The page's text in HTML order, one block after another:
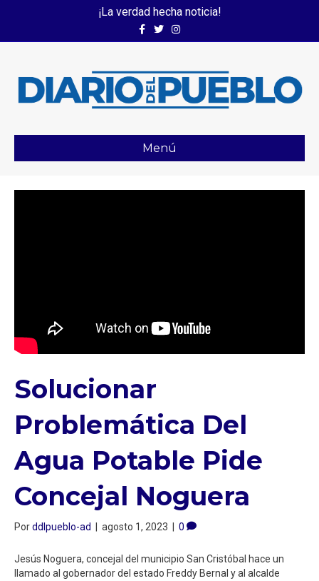
¡La verdad hecha noticia!
FacebookTwitterInstagram
Menú
Solucionar
Problemática Del
Agua Potable Pide
Concejal Noguera
Porddlpueblo-ad agosto 1, 2023 0
Jesús Noguera, concejal del municipio San Cristóbal hace un
llamado al gobernador del estado Freddy Bernal y al alcalde